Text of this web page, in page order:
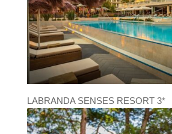
LABRANDA SENSES RESORT 3*